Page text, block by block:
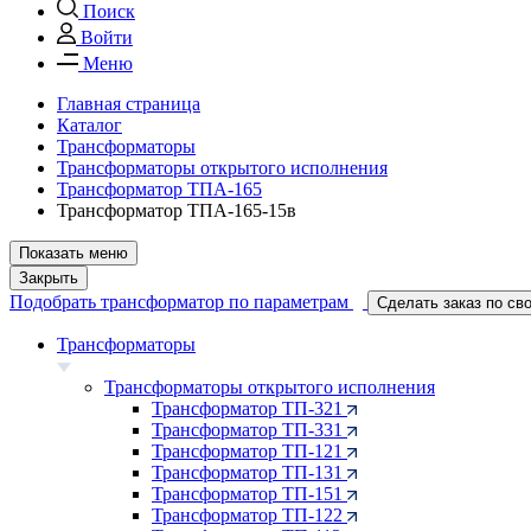
Поиск
Войти
Меню
Главная страница
Каталог
Трансформаторы
Трансформаторы открытого исполнения
Трансформатор ТПА-165
Трансформатор ТПА-165-15в
Показать меню
Закрыть
Подобрать трансформатор по параметрам Сделать заказ по
Трансформаторы
Трансформаторы открытого исполнения
Трансформатор ТП-321
Трансформатор ТП-331
Трансформатор ТП-121
Трансформатор ТП-131
Трансформатор ТП-151
Трансформатор ТП-122